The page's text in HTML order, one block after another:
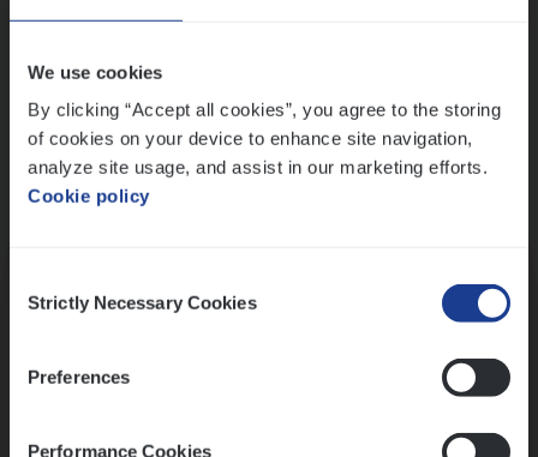
We use cookies
By clicking “Accept all cookies”, you agree to the storing
of cookies on your device to enhance site navigation,
analyze site usage, and assist in our marketing efforts.
Cookie policy
Selection
Strictly Necessary Cookies
Preferences
Performance Cookies